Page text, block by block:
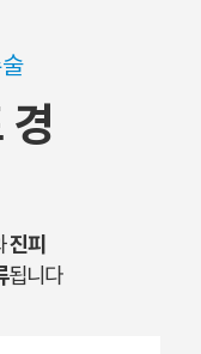
경
진피
됩니다